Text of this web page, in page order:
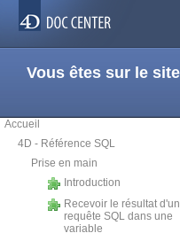
Vous êtes sur le
Accueil
4D - Référence SQL
Prise en main
Introduction
Recevoir le résultat
requête SQL dans une
variable